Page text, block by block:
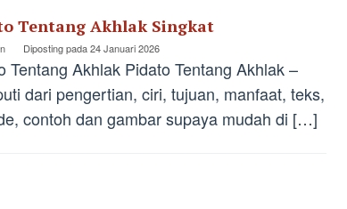
Tentang Akhlak Singkat
Diposting pada24 Januari 2026
Tentang Akhlak Pidato Tentang Akhlak –
dari pengertian, ciri, tujuan, manfaat, teks,
contoh dan gambar supaya mudah di […]